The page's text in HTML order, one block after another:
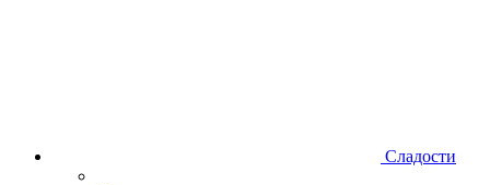
Сладости